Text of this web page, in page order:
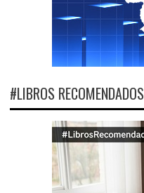
#LIBROS RECOMENDADOS